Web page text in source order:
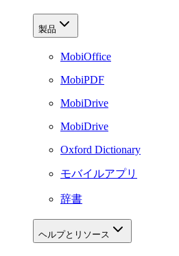
製品
MobiOffice
MobiPDF
MobiDrive
MobiDrive
Oxford Dictionary
モバイルアプリ
辞書
ヘルプとリソース